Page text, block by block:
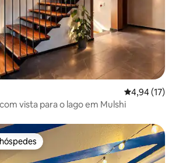
4,94 de uma
4,94 (17)
vista para o lago em Mulshi
preferidos dos hóspedes